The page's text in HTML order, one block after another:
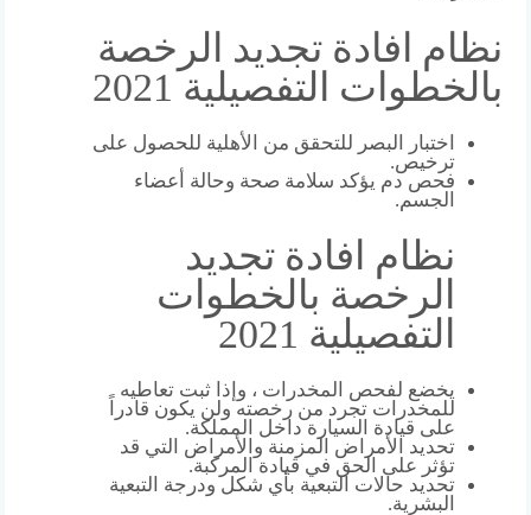
نظام افادة تجديد الرخصة
بالخطوات التفصيلية 2021
اختبار البصر للتحقق من الأهلية للحصول على
ترخيص.
فحص دم يؤكد سلامة صحة وحالة أعضاء
الجسم.
نظام افادة تجديد
الرخصة بالخطوات
التفصيلية 2021
يخضع لفحص المخدرات ، وإذا ثبت تعاطيه
للمخدرات تجرد من رخصته ولن يكون قادراً
على قيادة السيارة داخل المملكة.
تحديد الأمراض المزمنة والأمراض التي قد
تؤثر على الحق في قيادة المركبة.
تحديد حالات التبعية بأي شكل ودرجة التبعية
البشرية.